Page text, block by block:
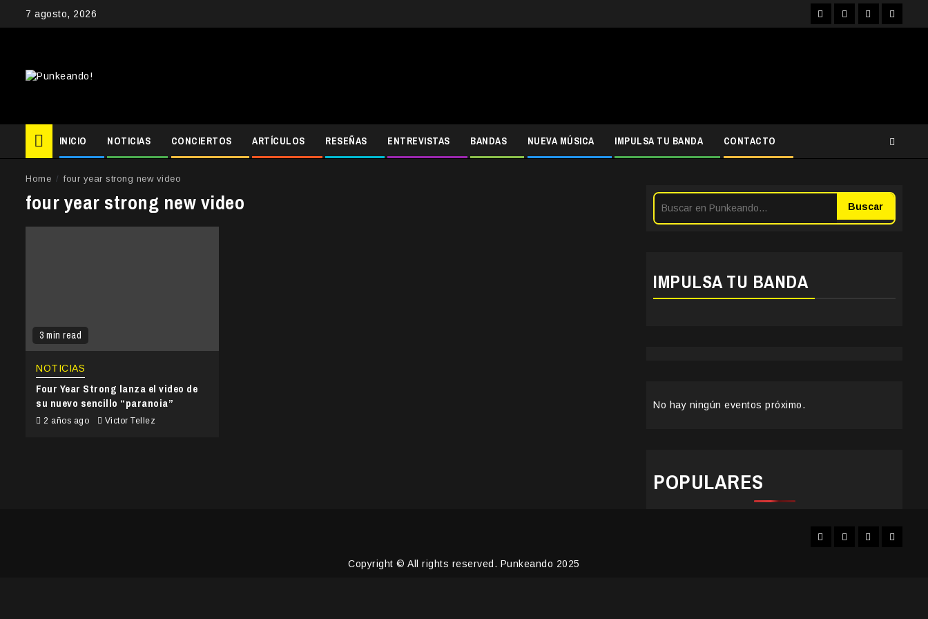
7 agosto, 2026 FacebookInstagram
YouTubeTwitter
INICIO NOTICIAS CONCIERTOS ARTÍCULOS RESEÑAS ENTREVISTAS BANDAS NUEVA MÚSICA IMPULSA TU BANDA CONTACTO
Home four year strong new video
four year strong new video
3 min read
NOTICIAS
Four Year Strong lanza el video de
su nuevo sencillo “paranoia”
2 años ago Victor Tellez
Buscar
IMPULSA TU BANDA
No hay ningún eventos próximo.
POPULARES
FacebookInstagram
YouTubeTwitter
Copyright © All rights reserved. Punkeando 2025